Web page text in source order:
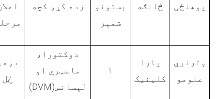
پوهنځی څانګه
بستونو
شمېر
زده کړو کچه
وترنري
علومو
پارا
کلينيک
۱
دوکتورا،
ماسټري او
لېسانس(DVM
)
ځل